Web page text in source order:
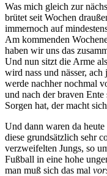
Was mich gleich zur
brütet seit Wochen
immernoch auf
Am kommenden
haben wir uns das
Und nun sitzt die Arme
wird nass und nässer,
werde nachher nochmal
und nach der braven
Sorgen hat, der macht
Und dann waren da
diese grundsätzlich sehr
verzweifelten Jungs, so
Fußball in eine hohe
man muß sich das mal